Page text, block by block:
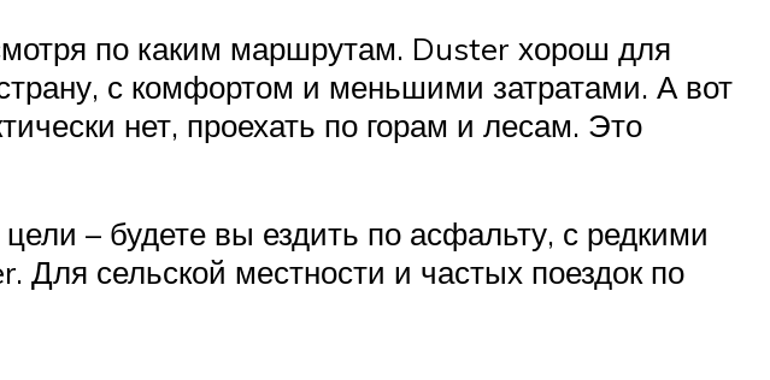
по каким маршрутам. Duster хорош для
с комфортом и меньшими затратами. А вот
нет, проехать по горам и лесам. Это
– будете вы ездить по асфальту, с редкими
Для сельской местности и частых поездок по